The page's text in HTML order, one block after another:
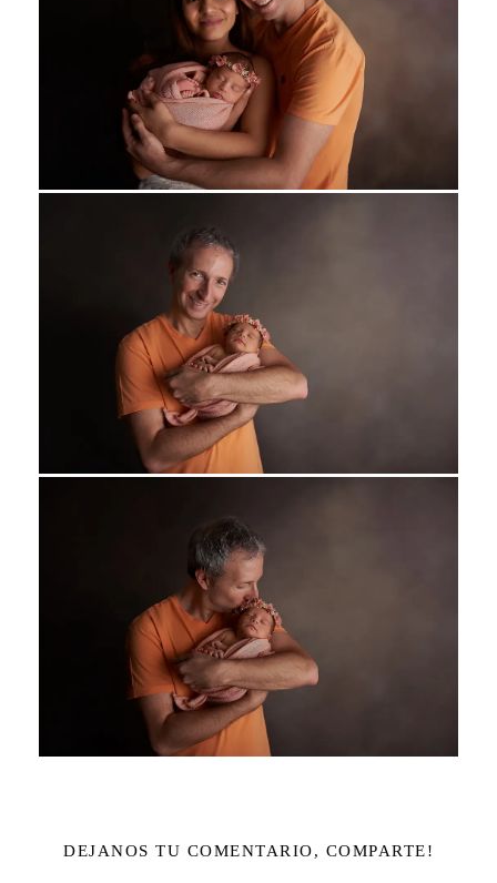
DEJANOS TU COMENTARIO, COMPARTE!